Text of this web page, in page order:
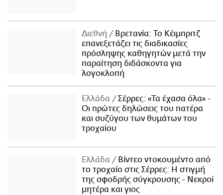
Διεθνή
Βρετανία: Το Κέιμπριτζ
επανεξετάζει τις διαδικασίες
πρόσληψης καθηγητών μετά την
παραίτηση διδάσκοντα για
λογοκλοπή
Ελλάδα
Σέρρες: «Τα έχασα όλα» -
Οι πρώτες δηλώσεις του πατέρα
και συζύγου των θυμάτων του
τροχαίου
Ελλάδα
Βίντεο ντοκουμέντο από
το τροχαίο στις Σέρρες: Η στιγμή
της σφοδρής σύγκρουσης - Νεκροί
μητέρα και γιος